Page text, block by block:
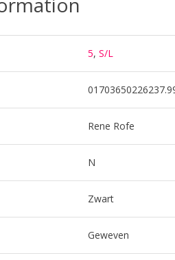
5, S/L
Rene Rofe
N
Zwart
Geweven